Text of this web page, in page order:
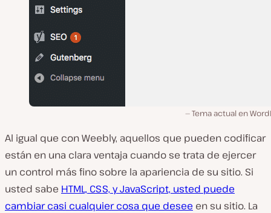
Tema actual en
Al igual que con Weebly, aquellos que pueden codificar
están en una clara ventaja cuando se trata de ejercer
un control más fino sobre la apariencia de su sitio. Si
usted sabe HTML, CSS, y JavaScript, usted puede
cambiar casi cualquier cosa que desee en su sitio. La